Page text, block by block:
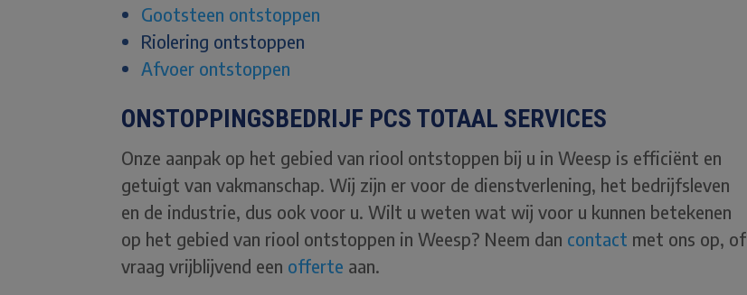
Gootsteen ontstoppen
Riolering ontstoppen
Afvoer ontstoppen
ONSTOPPINGSBEDRIJF PCS TOTAAL SERVICES
Onze aanpak op het gebied van riool ontstoppen bij u in Weesp is efficiënt en
getuigt van vakmanschap. Wij zijn er voor de dienstverlening, het bedrijfsleven
en de industrie, dus ook voor u. Wilt u weten wat wij voor u kunnen betekenen
op het gebied van riool ontstoppen in Weesp? Neem dan contact met ons op, of
vraag vrijblijvend een offerte aan.